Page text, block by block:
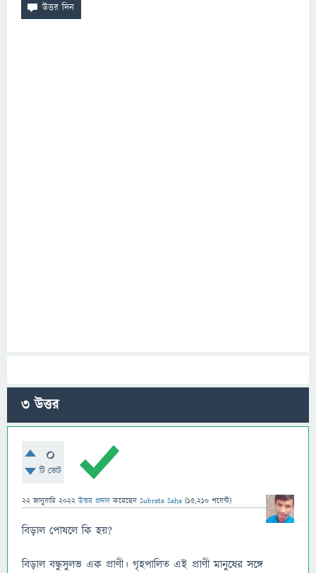
3উত্তর
0
টি ভোট
22 জানুয়ারি 2022 উত্তর প্রদান করেছেন Subrata Saha (15,210 পয়েন্ট)
বিড়াল পোষলে কি হয়?
বিড়াল বন্ধুসুলভ এক প্রাণী। গৃহপালিত এই প্রাণী মানুষের সঙ্গে